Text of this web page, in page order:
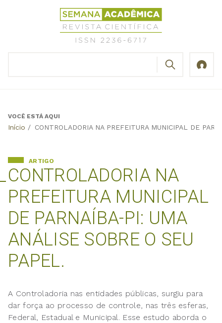
Revista
Científica
Semana
Back
VOCÊ ESTÁ AQUI
Início / CONTROLADORIA NA PREFEITURA MUNICIPAL DE
CONTROLADORIA NA
PREFEITURA MUNICIPAL
DE PARNAÍBA-PI: UMA
ANÁLISE SOBRE O SEU
PAPEL.
ARTIGO
A Controladoria nas entidades públicas, surgiu para
dar força ao processo de controle, nas três esferas,
Federal, Estadual e Municipal. Esse estudo aborda o